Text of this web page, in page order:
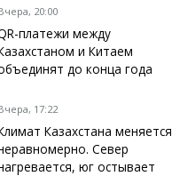
20:00
платежи между
и Китаем
до конца года
17:22
Казахстана меняется
Север
юг остывает